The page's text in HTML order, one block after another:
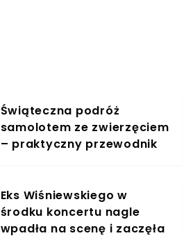
Świąteczna podróż
samolotem ze zwierzęciem
– praktyczny przewodnik
Eks Wiśniewskiego w
środku koncertu nagle
wpadła na scenę i zaczęła